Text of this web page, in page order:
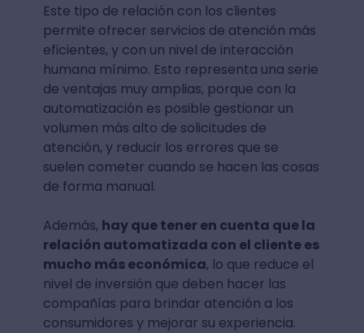
Este tipo de relación con los clientes
permite ofrecer servicios de atención más
eficientes, y con un nivel de interacción
humana mínimo. Esto representa una serie
de ventajas muy amplias, porque con la
automatización es posible gestionar un
volumen más alto de solicitudes de
atención, y reducir los errores que se
suelen cometer cuando se hacen las cosas
de forma manual.
Además, hay que tener en cuenta que la
relación automatizada con el cliente es
mucho más económica, lo que reduce el
nivel de inversión que deben hacer las
compañías para brindar atención a los
consumidores y mejorar su experiencia.